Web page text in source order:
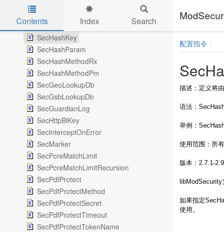
Skip to main content
Contents Index Search
SecDisableBackendCompression
SecHashEngine
SecHashKey
SecHashParam
SecHashMethodRx
SecHashMethodPm
SecGeoLookupDb
SecGsbLookupDb
SecGuardianLog
SecHttpBlKey
SecInterceptOnError
SecMarker
SecPcreMatchLimit
SecPcreMatchLimitRecursion
SecPdfProtect
SecPdfProtectMethod
SecPdfProtectSecret
SecPdfProtectTimeout
SecPdfProtectTokenName
配置指令
描述：定义将
语法：
举例：
使用范围：所
版本：2.7.1-
libModSecurity
如果指定
使用。